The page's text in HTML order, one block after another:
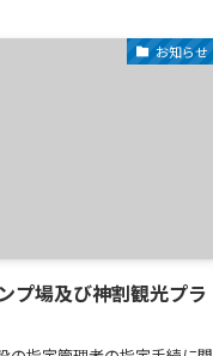
お知らせ
プ場及び神割観光プラ